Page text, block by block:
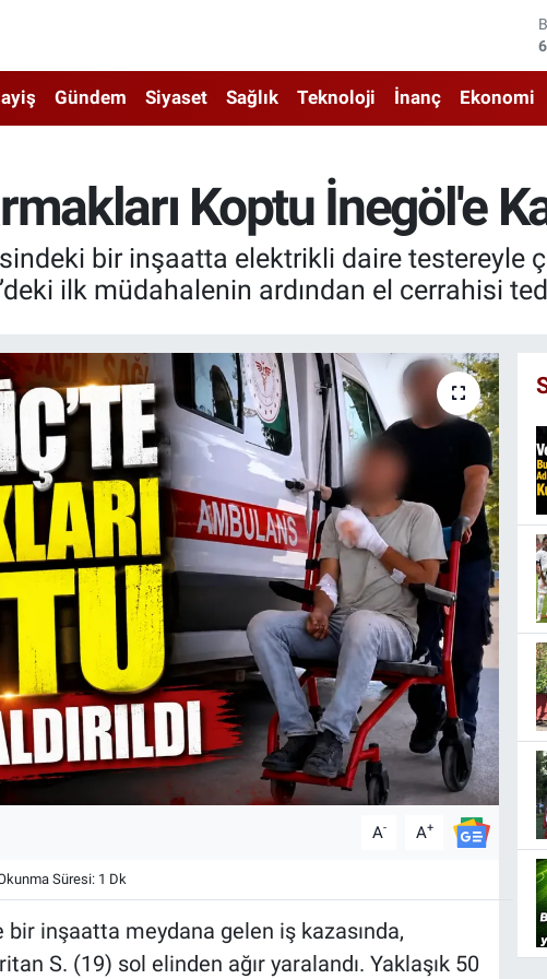
Gündem Siyaset Sağlık Teknoloji İnanç Ekonomi
Koptu İnegöl'e
bir inşaatta elektrikli daire testereyle
ilk müdahalenin ardından el cerrahisi
A- A+
Süresi: 1 Dk
bir inşaatta meydana gelen iş kazasında,
S. (19) sol elinden ağır yaralandı. Yaklaşık 50